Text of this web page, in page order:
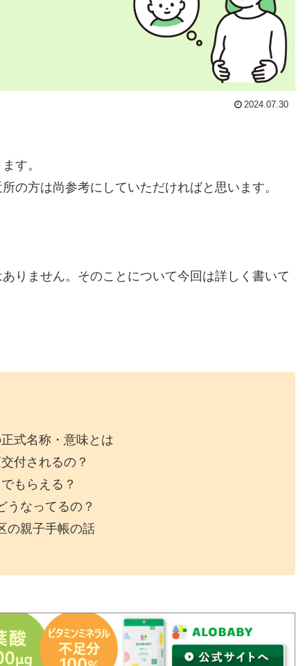
2024.07.30
す。
の方は尚参考にしていただければと思います。
りません。そのことについて今回は詳しく書いて
式名称・意味とは
付されるの？
もらえる？
うなってるの？
の親子手帳の話